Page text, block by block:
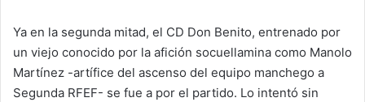
Ya en la segunda mitad, el CD Don Benito, entrenado por
un viejo conocido por la afición socuellamina como Manolo
Martínez -artífice del ascenso del equipo manchego a
Segunda RFEF- se fue a por el partido. Lo intentó sin